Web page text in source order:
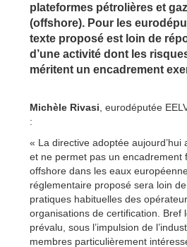
plateformes pétrolières et
(offshore). Pour les
texte proposé est loin de
d’une activité dont les
méritent un encadrement
Michèle Rivasi , eurodéputée
:
« La directive adoptée aujourd’hui
et ne permet pas un encadrement
offshore dans les eaux
réglementaire proposé sera loin
pratiques habituelles des
organisations de certification. Bref
prévalu, sous l’impulsion de
membres particulièrement